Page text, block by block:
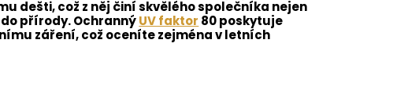
dešti, což z něj činí skvělého společníka nejen
přírody. OchrannýUV faktor 80 poskytuje
záření, což oceníte zejména v letních